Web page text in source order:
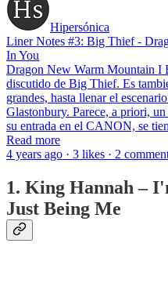
Hipersónica
Liner Notes #3: Big Thief -
In You
Dragon New Warm Mountain I
discutido de Big Thief. Es
grandes, hasta llenar el
Glastonbury. Parece, a priori,
su entrada en el CANON, se
Read more
4 years ago · 3 likes · 2
1. King Hannah –
Just Being Me